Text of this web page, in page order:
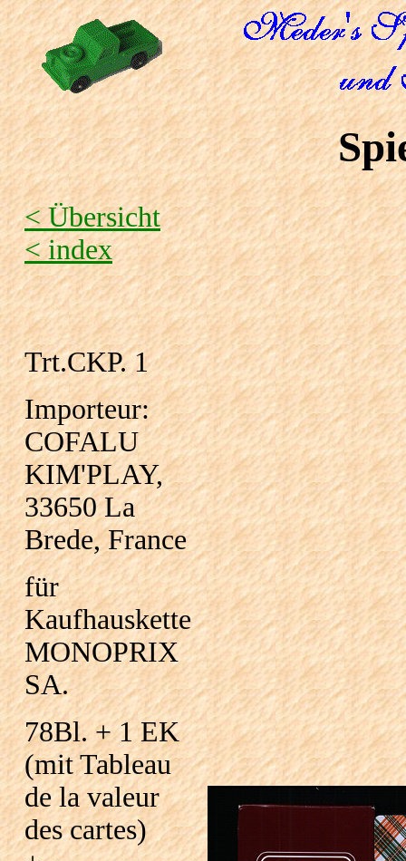
< Übersicht
< index
Trt.CKP. 1
Importeur:
COFALU
KIM'PLAY,
33650 La
Brede, France
für
Kaufhauskette
MONOPRIX
SA.
78Bl. + 1 EK
(mit Tableau
de la valeur
des cartes)